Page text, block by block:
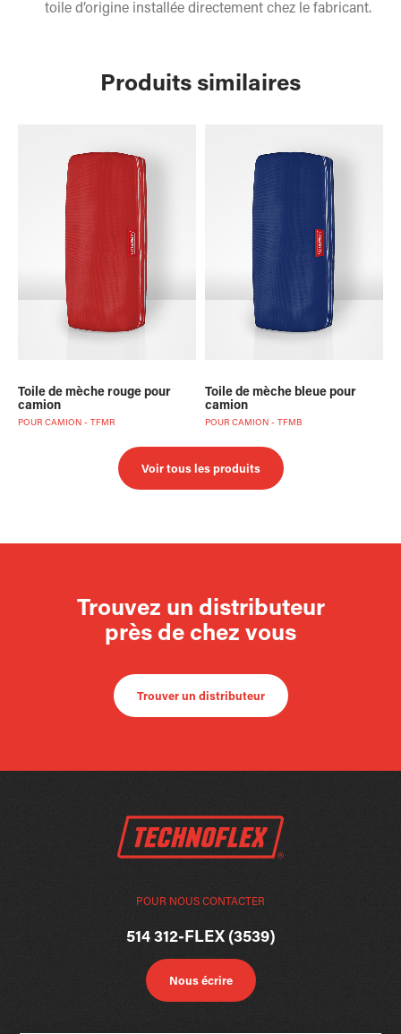
toile d’origine installée directement chez le fabricant.
Produits similaires
Toile de mèche rouge pour
camion
POUR CAMION - TFMR
Toile de mèche bleue pour
camion
POUR CAMION - TFMB
Voir tous les produits
Trouvez un distributeur
près de chez vous
Trouver un distributeur
POUR NOUS CONTACTER
514 312-FLEX (3539)
Nous écrire